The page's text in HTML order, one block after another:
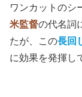
ワンカットのシ
米監督の代名詞
たが、この長回
に効果を発揮し